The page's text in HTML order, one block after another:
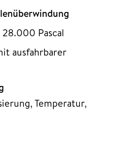
28.000 Pascal
ausfahrbarer
Temperatur,